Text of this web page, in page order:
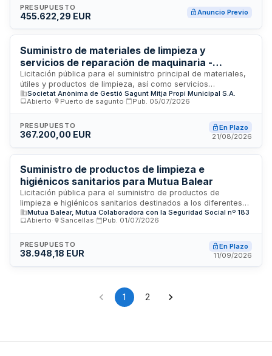
artículos de limpieza y desinfección. Los productos
suministrados serán utilizados en las instalaciones
los espacios comunes y privados. Esta licitación está dirigida
a proveedores especializados en productos de limpieza
profesional con capacidad de suministro regular y
continuado.
PRESUPUESTO
455.622,29 EUR Anuncio Previo
Suministro de materiales de limpieza y
servicios de reparación de maquinaria -
Sociedad Anónima de Gestión Sagunto
Licitación pública para el suministro principal de materiales,
útiles y productos de limpieza, así como servicios
accesorios de reparación de maquinaria específica
destinados a la operación del puerto de Sagunto. La
Sagunto Mitja Propi Municipal convoca este contrato con un
presupuesto de ciento catorce mil setecientos cincuenta
instalaciones portuarias mediante productos de limpieza de
calidad y servicios técnicos especializados de reparación.
Societat Anònima de Gestió Sagunt Mitja Propi Municipal S.A.
Abierto
Puerto de sagunto Pub. 05/07/2026
PRESUPUESTO
367.200,00 EUR
En Plazo
21/08/2026
Suministro de productos de limpieza e
higiénicos sanitarios para Mutua Balear
Licitación pública para el suministro de productos de
limpieza e higiénicos sanitarios destinados a los diferentes
centros de Mutua Balear. Se trata de un contrato de
suministro con entregas sucesivas de bienes a precio
reales de la entidad durante la vigencia del contrato. La
duración es de dos años, iniciándose el servicio en el primer
Mutua Balear, Mutua Colaboradora con la Seguridad Social nº 183
Abierto
Sancellas Pub. 01/07/2026
PRESUPUESTO
38.948,18 EUR
En Plazo
11/09/2026
1 2